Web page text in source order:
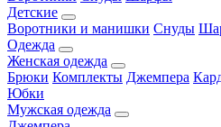
Детские
Воротники и манишки Снуды
Одежда
Женская одежда
Брюки Комплекты Джемпера
Юбки
Мужская одежда